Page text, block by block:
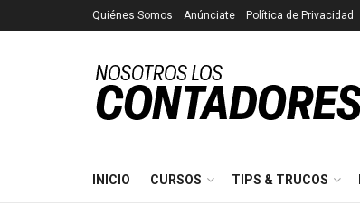
Quiénes Somos Anúnciate Política de Privacidad
INICIO CURSOS TIPS & TRUCOS